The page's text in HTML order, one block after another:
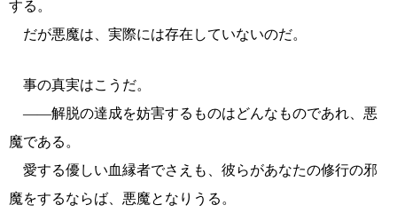
する。
だが悪魔は、実際には存在していないのだ。
事の真実はこうだ。
――解脱の達成を妨害するものはどんなものであれ、悪
魔である。
愛する優しい血縁者でさえも、彼らがあなたの修行の邪
魔をするならば、悪魔となりうる。